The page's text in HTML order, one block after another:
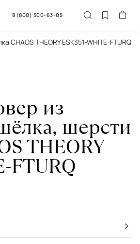
8 (800) 500-63-05
THEORY ESK351-WHITE-FTURQ
из
шерсти
THEORY
FTURQ